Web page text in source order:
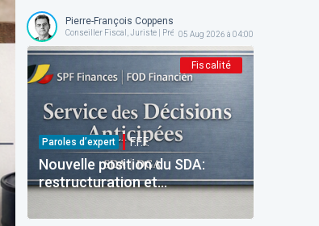
Pierre-François Coppens
Conseiller Fiscal, Juriste | Président @ AFPC
05 Aug 2026 à 04:00
Fiscalité
Paroles d’expert F.F.F.
Nouvelle position du SDA:
restructuration et